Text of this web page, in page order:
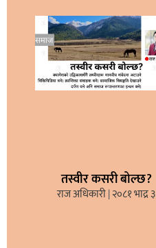
तस्वीर कसरी बोल्छ?
राज अधिकारी २०८१ भाद्र ३